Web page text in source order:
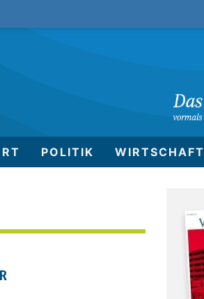
POLITIK WIRTSCHAFT